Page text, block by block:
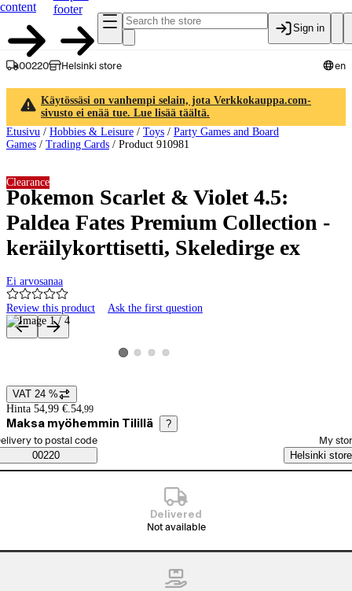
content
footer
Sign in
00220 Helsinki store en
Käytössäsi on vanhempi selain, jota Verkkokauppa.com-
sivusto ei enää tue. Lue lisää täältä.
Etusivu / Hobbies & Leisure / Toys / Party Games and Board
Games / Trading Cards / Product 910981
Pokemon Scarlet & Violet 4.5:
Paldea Fates Premium Collection -
keräilykorttisetti, Skeledirge ex
Ei arvosanaa
Review this product Ask the first question
Clearance
Product images and videos
View product image 1
View product image 2
View product image 3
View product image 4
Price details
VAT 24 %
Hinta 54,99 €. 54,99
Maksa myöhemmin Tilillä ?
Saatavuustiedot
order method
to postal code
00220
My
Helsinki store
Delivered
Not available